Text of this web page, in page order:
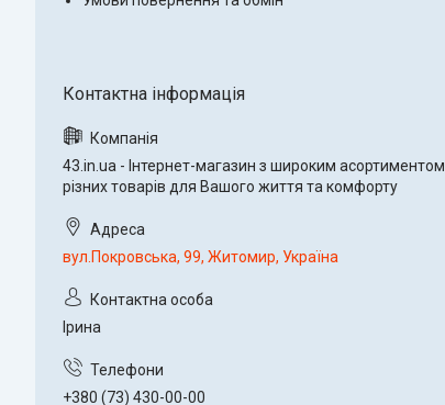
43.in.ua - Інтернет-магазин з широким асортиментом
різних товарів для Вашого життя та комфорту
вул.Покровська, 99, Житомир, Україна
Ірина
+380 (73) 430-00-00